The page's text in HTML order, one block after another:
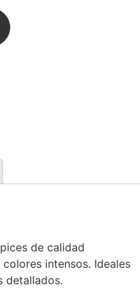
de calidad
intensos. Ideales
detallados.